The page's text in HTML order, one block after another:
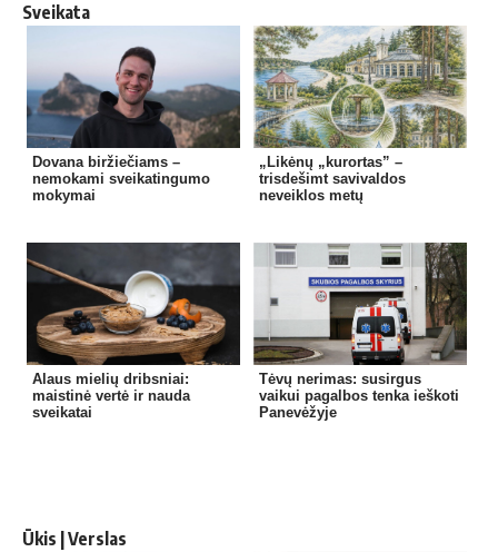
Sveikata
Dovana biržiečiams –
nemokami sveikatingumo
mokymai
„Likėnų „kurortas” –
trisdešimt savivaldos
neveiklos metų
Alaus mielių dribsniai:
maistinė vertė ir nauda
sveikatai
Tėvų nerimas: susirgus
vaikui pagalbos tenka ieškoti
Panevėžyje
Ūkis | Verslas